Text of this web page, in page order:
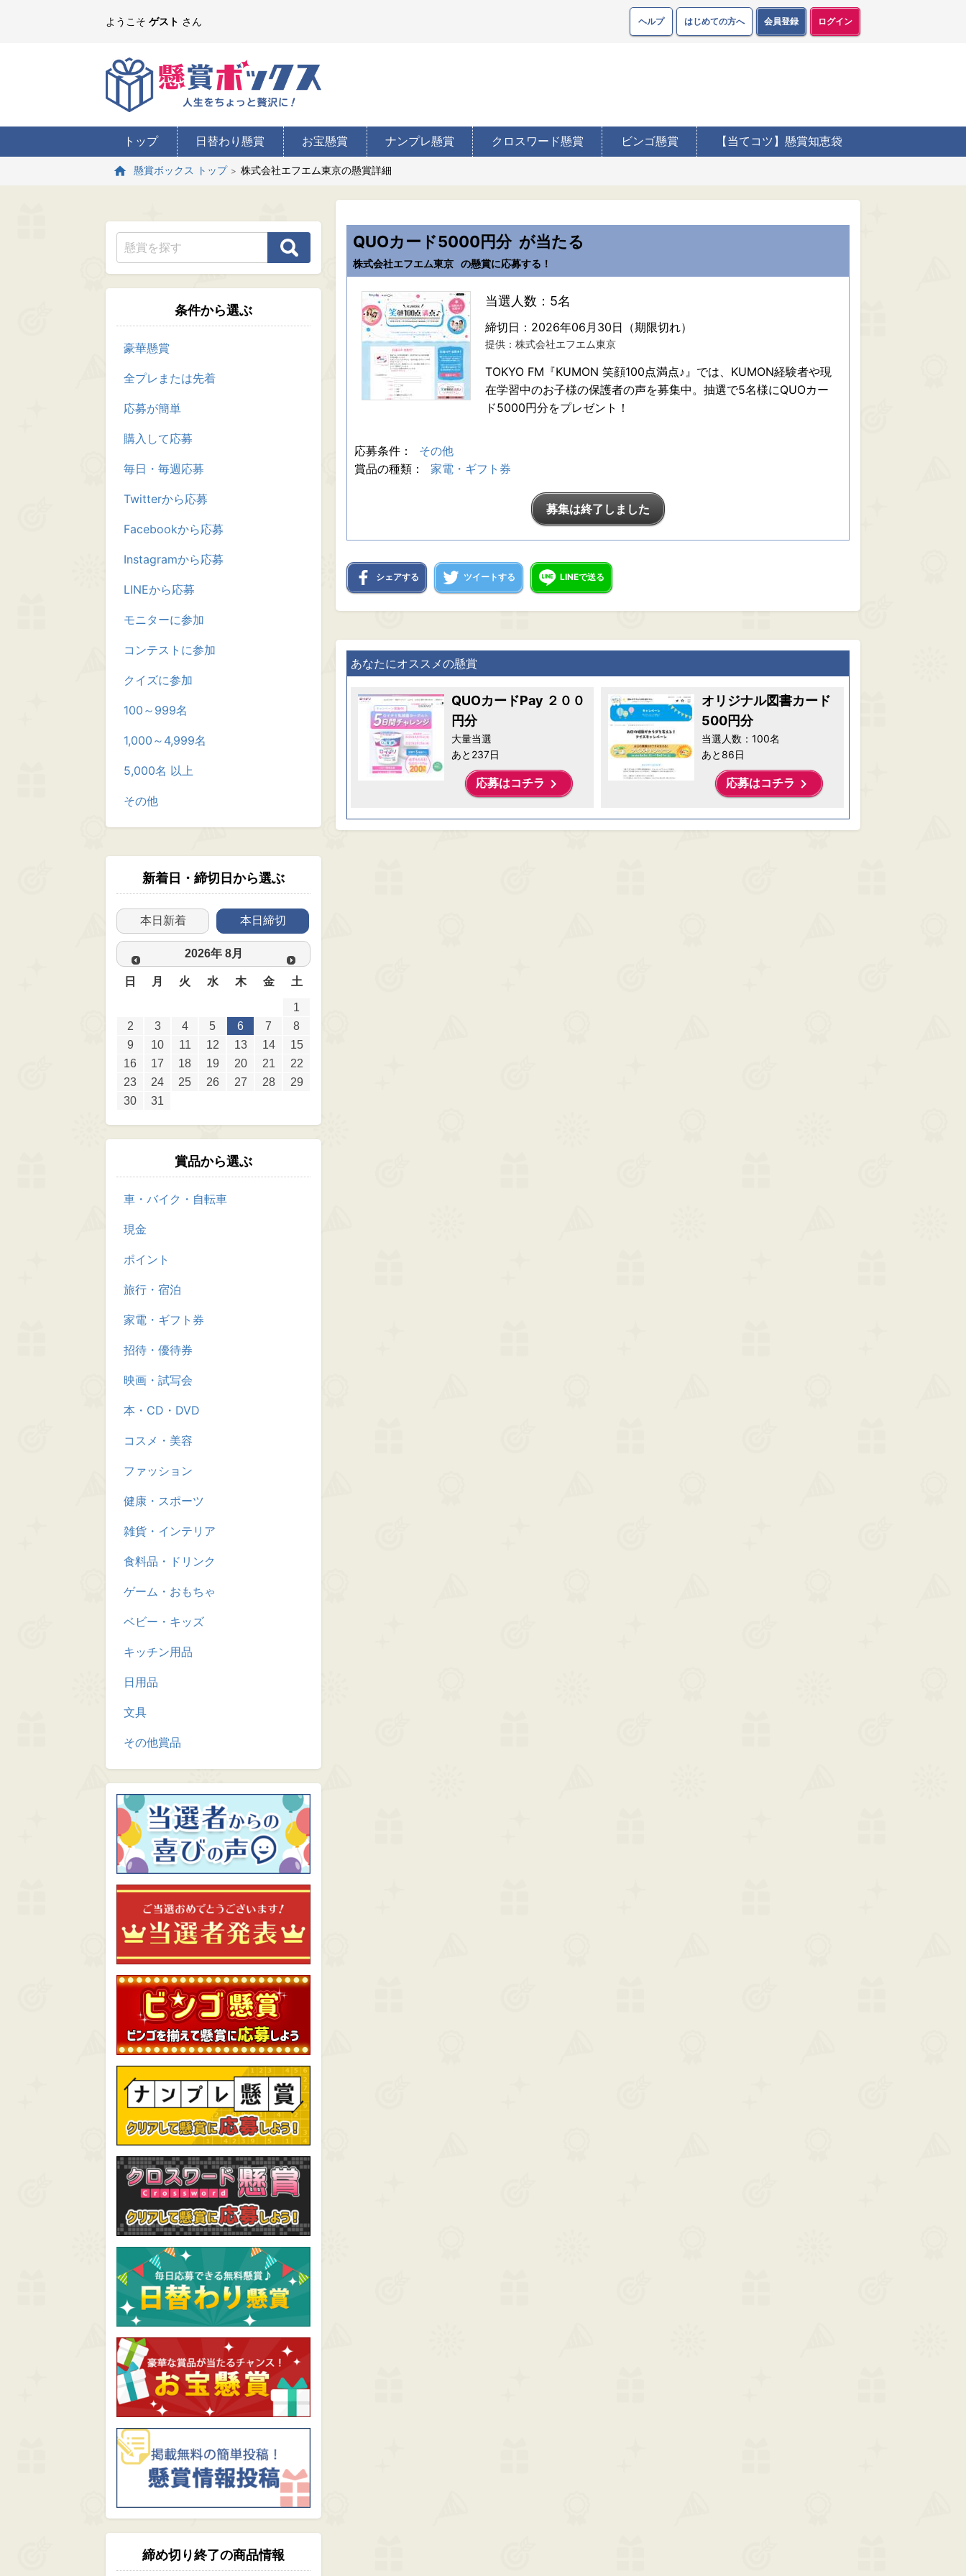
ようこそ ゲスト さん ヘルプ はじめての方へ 会員登録 ログイン
トップ 日替わり懸賞 お宝懸賞 ナンプレ懸賞 クロスワード懸賞 ビンゴ懸賞 【当てコツ】懸賞知恵袋
懸賞ボックス トップ 株式会社エフエム東京の懸賞詳細
条件から選ぶ
豪華懸賞
全プレまたは先着
応募が簡単
購入して応募
毎日・毎週応募
Twitterから応募
Facebookから応募
Instagramから応募
LINEから応募
モニターに参加
コンテストに参加
クイズに参加
100～999名
1,000～4,999名
5,000名 以上
その他
新着日・締切日から選ぶ
本日新着 本日締切
2026年 8月
日 月 火 水 木 金 土
1
2
3 4 5 6 7
8
9
10 11 12 13 14
15
16
17 18 19 20 21
22
23
24 25 26 27 28
29
30
31
賞品から選ぶ
車・バイク・自転車
現金
ポイント
旅行・宿泊
家電・ギフト券
招待・優待券
映画・試写会
本・CD・DVD
コスメ・美容
ファッション
健康・スポーツ
雑貨・インテリア
食料品・ドリンク
ゲーム・おもちゃ
ベビー・キッズ
キッチン用品
日用品
文具
その他賞品
締め切り終了の商品情報
QUOカード5000円分 が当たる
株式会社エフエム東京 の懸賞に応募する！
当選人数：5名
締切日：2026年06月30日（期限切れ）
提供：株式会社エフエム東京
TOKYO FM『KUMON 笑顔100点満点♪』では、KUMON経験者や現
在学習中のお子様の保護者の声を募集中。抽選で5名様にQUOカー
ド5000円分をプレゼント！
応募条件：
その他
賞品の種類：
家電・ギフト券
募集は終了しました
シェアする ツイートする LINEで送る
あなたにオススメの懸賞
QUOカードPay ２００
円分
大量当選
あと237日
応募はコチラ keyboard_arrow_right
オリジナル図書カード
500円分
当選人数：100名
あと86日
応募はコチラ keyboard_arrow_right